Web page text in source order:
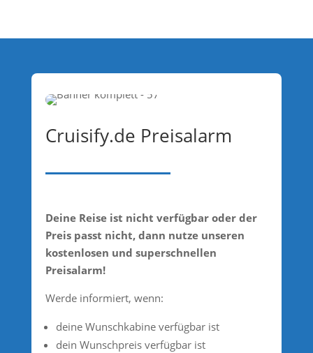
Cruisify.de Preisalarm
Deine Reise ist nicht verfügbar oder der
Preis passt nicht, dann nutze unseren
kostenlosen und superschnellen
Preisalarm!
Werde informiert, wenn:
deine Wunschkabine verfügbar ist
dein Wunschpreis verfügbar ist